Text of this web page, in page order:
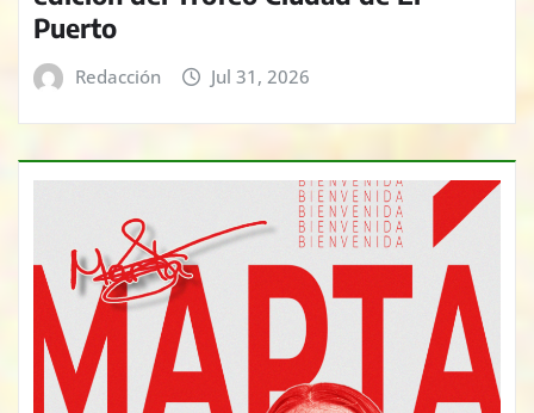
Puerto
Redacción Jul 31, 2026